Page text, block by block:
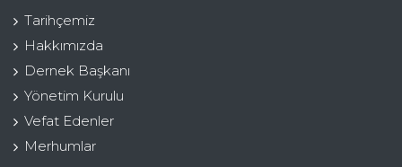
Tarihçemiz
Hakkımızda
Dernek Başkanı
Yönetim Kurulu
Vefat Edenler
Merhumlar